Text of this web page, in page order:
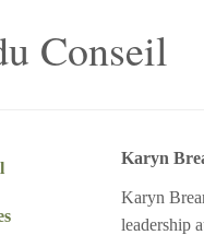
Conseil
Karyn
Karyn
leadership